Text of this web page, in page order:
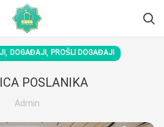
, DOGAĐAJI, PROŠLI DOGAĐAJI
POSLANIKA
Admin